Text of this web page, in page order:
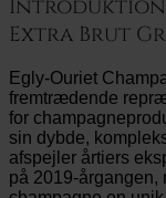
Introduktion
Extra Brut
Egly-Ouriet
fremtrædende
for
sin dybde,
afspejler årtiers
på 2019-årgangen,